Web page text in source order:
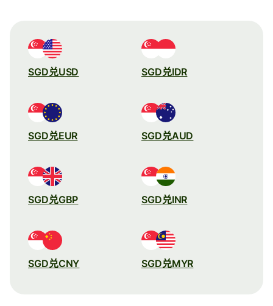
SGD兑USD SGD兑IDR
SGD兑EUR SGD兑AUD
SGD兑GBP SGD兑INR
SGD兑CNY SGD兑MYR